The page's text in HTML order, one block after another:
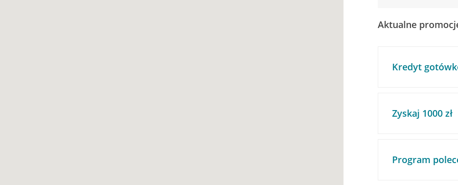
Aktualne
Kredyt
Zyskaj 1000 zł
Program